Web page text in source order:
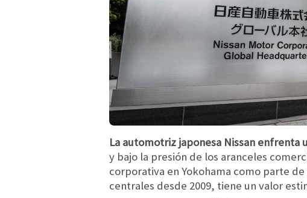
La automotriz japonesa Nissan enfrenta
y bajo la presión de los aranceles
corporativa en Yokohama como parte
centrales desde 2009, tiene un valor